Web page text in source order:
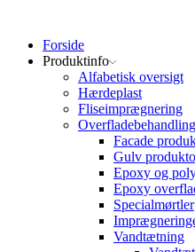
Forside
Produktinfo
Alfabetisk oversigt
Hærdeplast
Fliseimprægnering
Facade
Gulv
Epoxy og
Epoxy
Specialmørtler
Vandtætning